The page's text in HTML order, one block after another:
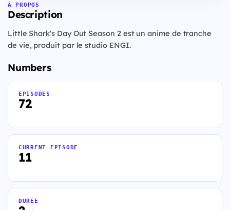
À PROPOS
Description
Little Shark's Day Out Season 2 est un anime de tranche
de vie, produit par le studio ENGI.
Numbers
72
ÉPISODES
11
CURRENT EPISODE
DURÉE